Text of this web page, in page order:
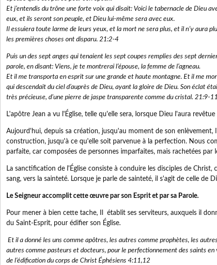
Et j’entendis du trône une forte voix qui disait: Voici le tabernacle de Dieu
eux, et ils seront son peuple, et Dieu lui-même sera avec eux.
Il essuiera toute larme de leurs yeux, et la mort ne sera plus, et il n’y aura
les premières choses ont disparu. 21:2-4
Puis un des sept anges qui tenaient les sept coupes remplies des sept
parole, en disant: Viens, je te montrerai l’épouse, la femme de l’agneau.
Et il me transporta en esprit sur une grande et haute montagne. Et il me
qui descendait du ciel d’auprès de Dieu, ayant la gloire de Dieu. Son éclat
très précieuse, d’une pierre de jaspe transparente comme du cristal. 21:9-
L'apôtre Jean a vu l'Église, telle qu'elle sera, lorsque Dieu l'aura
Aujourd'hui, depuis sa création, jusqu'au moment de son enlèvement,
construction, jusqu'à ce qu'elle soit parvenue à la perfection. Nous
parfaite, car composées de personnes imparfaites, mais rachetées par
La sanctification de l'Église consiste à conduire les disciples de Christ,
sang, vers la sainteté. Lorsque je parle de sainteté, il s'agit de celle de
Le Seigneur accomplit cette œuvre par son Esprit et par sa Parole.
Pour mener à bien cette tache, Il établit ses serviteurs, auxquels il
du Saint-Esprit, pour édifier son Église.
Et il a donné les uns comme apôtres, les autres comme prophètes, les
autres comme pasteurs et docteurs, pour le perfectionnement des saints
de l’édification du corps de Christ Éphésiens 4:11,12